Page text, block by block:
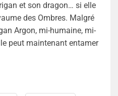
et son dragon… si elle
des Ombres. Malgré
Argon, mi-humaine, mi-
peut maintenant entamer